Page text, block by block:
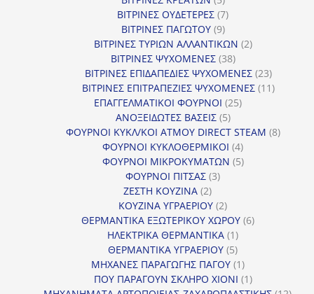
προϊόντα
ΒΙΤΡΙΝΕΣ ΟΥΔΕΤΕΡΕΣ 77
ΒΙΤΡΙΝΕΣ ΠΑΓΩΤΟΥ 99
προϊόντα
ΒΙΤΡΙΝΕΣ ΤΥΡΙΩΝ ΑΛΛΑΝΤΙΚΩΝ 22
ΒΙΤΡΙΝΕΣ ΨΥΧΟΜΕΝΕΣ 3838
προϊόντα
ΒΙΤΡΙΝΕΣ ΕΠΙΔΑΠΕΔΙΕΣ ΨΥΧΟΜΕΝΕΣ 2323
προϊόντα
ΒΙΤΡΙΝΕΣ ΕΠΙΤΡΑΠΕΖΙΕΣ ΨΥΧΟΜΕΝΕΣ 1111
ΕΠΑΓΓΕΛΜΑΤΙΚΟΙ ΦΟΥΡΝΟΙ 2525
ΑΝΟΞΕΙΔΩΤΕΣ ΒΑΣΕΙΣ 55
προϊόντα
ΦΟΥΡΝΟΙ ΚΥΚΛ/ΚΟΙ ΑΤΜΟΥ DIRECT STEAM 88
ΦΟΥΡΝΟΙ ΚΥΚΛΟΘΕΡΜΙΚΟΙ 44
προϊόντα
ΦΟΥΡΝΟΙ ΜΙΚΡΟΚΥΜΑΤΩΝ 55
ΦΟΥΡΝΟΙ ΠΙΤΣΑΣ 33
ΖΕΣΤΗ ΚΟΥΖΙΝΑ 22
προϊόντα
ΚΟΥΖΙΝΑ ΥΓΡΑΕΡΙΟΥ 22
προϊόντα
ΘΕΡΜΑΝΤΙΚΑ ΕΞΩΤΕΡΙΚΟΥ ΧΩΡΟΥ 66
ΗΛΕΚΤΡΙΚΑ ΘΕΡΜΑΝΤΙΚΑ 11
προϊόν
ΘΕΡΜΑΝΤΙΚΑ ΥΓΡΑΕΡΙΟΥ 55
προϊόντα
ΜΗΧΑΝΕΣ ΠΑΡΑΓΩΓΗΣ ΠΑΓΟΥ 11
προϊόν
ΠΟΥ ΠΑΡΑΓΟΥΝ ΣΚΛΗΡΟ ΧΙΟΝΙ 11